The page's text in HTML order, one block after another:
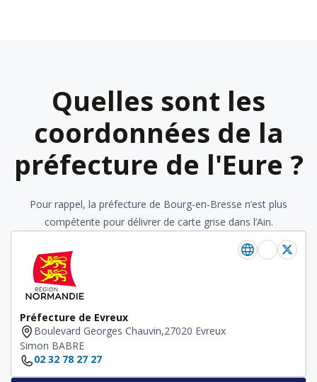
Quelles sont les
coordonnées de la
préfecture de l'Eure ?
Pour rappel, la préfecture de Bourg-en-Bresse n’est plus
compétente pour délivrer de carte grise dans l’Ain.
Préfecture de Evreux
Boulevard Georges Chauvin,27020 Evreux
Simon BABRE
02 32 78 27 27